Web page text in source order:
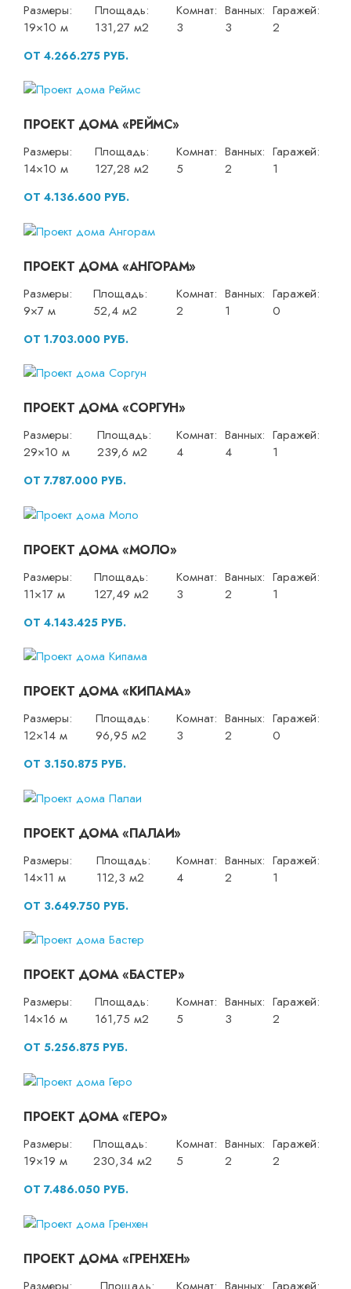
Размеры:
19×10 м
Площадь:
131,27 м2
Комнат:
3
Ванных:
3
Гаражей:
2
ОТ 4.266.275 РУБ.
ПРОЕКТ ДОМА «РЕЙМС»
Размеры:
14×10 м
Площадь:
127,28 м2
Комнат:
5
Ванных:
2
Гаражей:
1
ОТ 4.136.600 РУБ.
ПРОЕКТ ДОМА «АНГОРАМ»
Размеры:
9×7 м
Площадь:
52,4 м2
Комнат:
2
Ванных:
1
Гаражей:
0
ОТ 1.703.000 РУБ.
ПРОЕКТ ДОМА «СОРГУН»
Размеры:
29×10 м
Площадь:
239,6 м2
Комнат:
4
Ванных:
4
Гаражей:
1
ОТ 7.787.000 РУБ.
ПРОЕКТ ДОМА «МОЛО»
Размеры:
11×17 м
Площадь:
127,49 м2
Комнат:
3
Ванных:
2
Гаражей:
1
ОТ 4.143.425 РУБ.
ПРОЕКТ ДОМА «КИПАМА»
Размеры:
12×14 м
Площадь:
96,95 м2
Комнат:
3
Ванных:
2
Гаражей:
0
ОТ 3.150.875 РУБ.
ПРОЕКТ ДОМА «ПАЛАИ»
Размеры:
14×11 м
Площадь:
112,3 м2
Комнат:
4
Ванных:
2
Гаражей:
1
ОТ 3.649.750 РУБ.
ПРОЕКТ ДОМА «БАСТЕР»
Размеры:
14×16 м
Площадь:
161,75 м2
Комнат:
5
Ванных:
3
Гаражей:
2
ОТ 5.256.875 РУБ.
ПРОЕКТ ДОМА «ГЕРО»
Размеры:
19×19 м
Площадь:
230,34 м2
Комнат:
5
Ванных:
2
Гаражей:
2
ОТ 7.486.050 РУБ.
ПРОЕКТ ДОМА «ГРЕНХЕН»
Размеры: Площадь: Комнат: Ванных: Гаражей: